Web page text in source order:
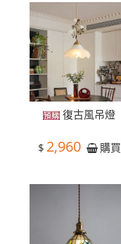
復古風吊燈
$ 2,960 購買